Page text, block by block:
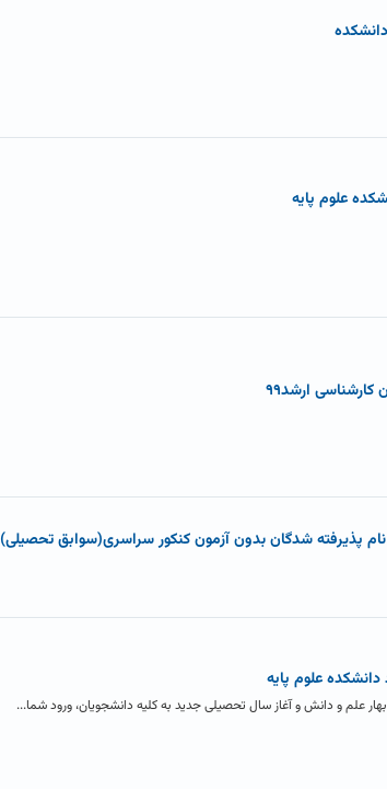
علوم پایه
ارشد۹۹
پذیرفته شدگان بدون آزمون کنکور سراسری(سوابق تحصیلی)
علوم پایه
علم و دانش و آغاز سال تحصیلی جدید به کلیه دانشجویان، ورود شما...